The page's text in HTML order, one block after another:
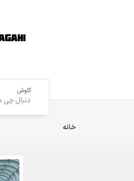
کاوش
خانه